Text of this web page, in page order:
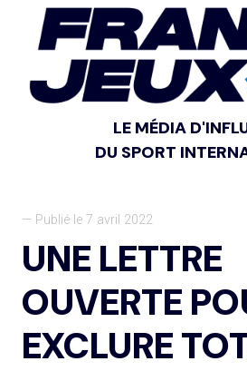
LE MÉDIA
DU SPORT
— Publié le 7 avril 2022
UNE LETTRE
OUVERTE
EXCLURE